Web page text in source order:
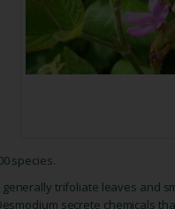
species.
trifoliate leaves and
secrete chemicals